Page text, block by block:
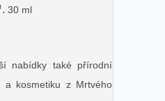
. 30 ml
nabídky také přírodní
a kosmetiku z Mrtvého